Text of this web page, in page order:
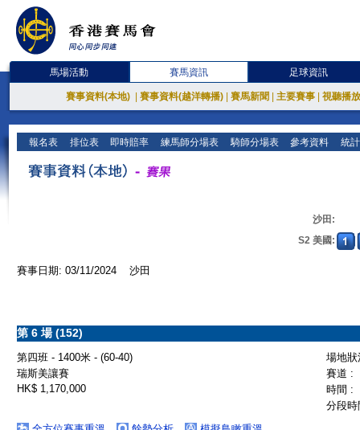
馬場活動 賽馬資訊 足球資訊
賽事資料(本地) 賽事資料(越洋轉播) 賽馬新聞 主要賽事 視聽播
報名表 排位表 即時賠率 練馬師分場表 騎師分場表 參考資料 統
沙田:
S2 美國:
賽事日期: 03/11/2024 沙田
第 6 場 (152)
第四班 - 1400米 - (60-40)
場地
瑞斯美讓賽
賽道 :
HK$ 1,170,000
時間 :
分段